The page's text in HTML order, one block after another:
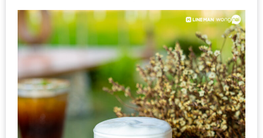
เกิน
300
บาท
เกี่ยว
กับ
เว็บ
น้า